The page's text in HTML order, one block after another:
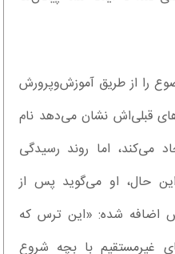
را از طریق آموزش‌وپرورش
قبلی‌اش نشان می‌دهد نام
می‌کند، اما روند رسیدگی
حال، او می‌گوید پس از
اضافه شده: «این ترس که
غیرمستقیم با بچه شروع